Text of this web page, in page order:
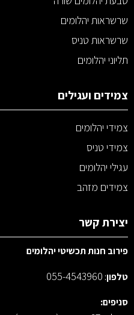
שרשראות יהלומים
שרשראות טניס
תליוני יהלומים
צמידים ועגילים
צמידי יהלומים
צמידי טניס
עגילי יהלומים
צמידים מזהב
יצירת קשר
פירוב חנות תכשיטי יהלומים
טלפון:
055-4543960
סניפים: